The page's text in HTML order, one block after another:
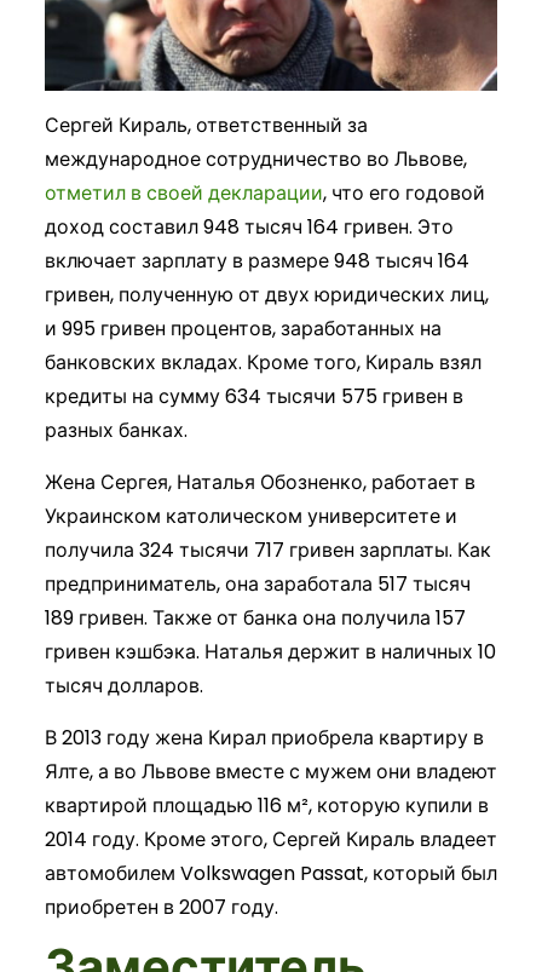
Сергей Кираль, ответственный за
международное сотрудничество во Львове,
отметил в своей декларации, что его годовой
доход составил 948 тысяч 164 гривен. Это
включает зарплату в размере 948 тысяч 164
гривен, полученную от двух юридических лиц,
и 995 гривен процентов, заработанных на
банковских вкладах. Кроме того, Кираль взял
кредиты на сумму 634 тысячи 575 гривен в
разных банках.
Жена Сергея, Наталья Обозненко, работает в
Украинском католическом университете и
получила 324 тысячи 717 гривен зарплаты. Как
предприниматель, она заработала 517 тысяч
189 гривен. Также от банка она получила 157
гривен кэшбэка. Наталья держит в наличных 10
тысяч долларов.
В 2013 году жена Кирал приобрела квартиру в
Ялте, а во Львове вместе с мужем они владеют
квартирой площадью 116 м², которую купили в
2014 году. Кроме этого, Сергей Кираль владеет
автомобилем Volkswagen Passat, который был
приобретен в 2007 году.